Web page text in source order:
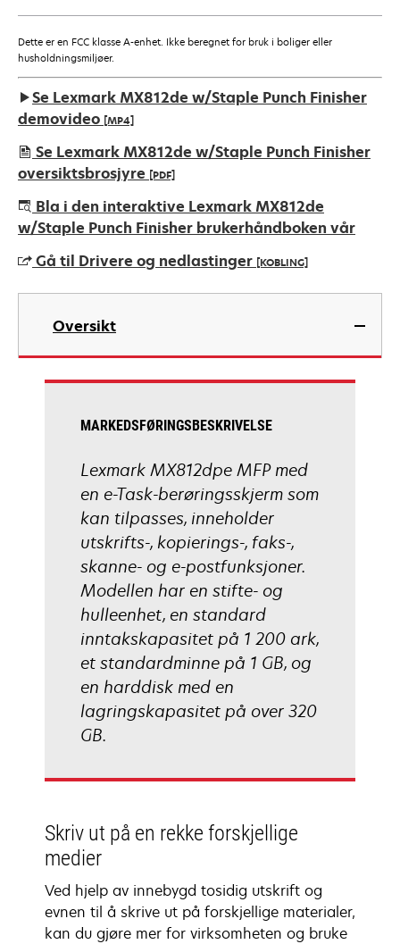
Dette er en FCC klasse A-enhet. Ikke beregnet for bruk i boliger eller
husholdningsmiljøer.
Se Lexmark MX812de w/Staple Punch Finisher
demovideo [MP4]
Se Lexmark MX812de w/Staple Punch Finisher
oversiktsbrosjyre [PDF]
opens
in
new
tab
Bla i den interaktive Lexmark MX812de
w/Staple Punch Finisher brukerhåndboken vår
Gå til Drivere og nedlastinger [KOBLING]
opens
new
Oversikt
MARKEDSFØRINGSBESKRIVELSE
Lexmark MX812dpe MFP med
en e-Task-berøringsskjerm som
kan tilpasses, inneholder
utskrifts-, kopierings-, faks-,
skanne- og e-postfunksjoner.
Modellen har en stifte- og
hulleenhet, en standard
inntakskapasitet på 1 200 ark,
et standardminne på 1 GB, og
en harddisk med en
lagringskapasitet på over 320
GB.
Skriv ut på en rekke forskjellige
medier
Ved hjelp av innebygd tosidig utskrift og
evnen til å skrive ut på forskjellige materialer,
kan du gjøre mer for virksomheten og bruke